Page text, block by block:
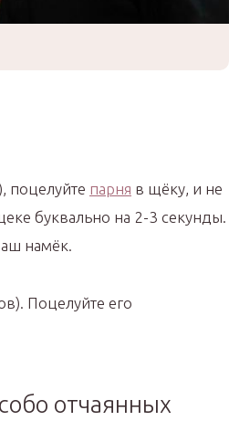
поцелуйте парня в щёку, и не
буквально на 2-3 секунды.
намёк.
Поцелуйте его
отчаянных